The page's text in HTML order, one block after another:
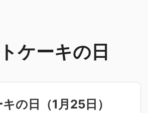
ケーキの日
の日（1月25日 ）